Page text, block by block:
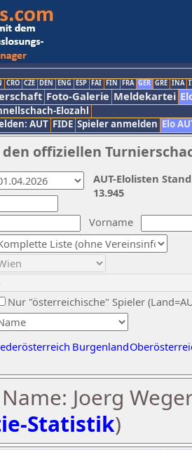
CRO CZE DEN ENG ESP FAI FIN FRA GER GRE INA
Foto-Galerie Meldekartei
Elozahl
AUT FIDE Spieler anmelden Elo
offiziellen
Vorname
Nur "österreichische" Spieler
Burgenland
AUT-Elolisten
13.945
Joerg
Statistik)